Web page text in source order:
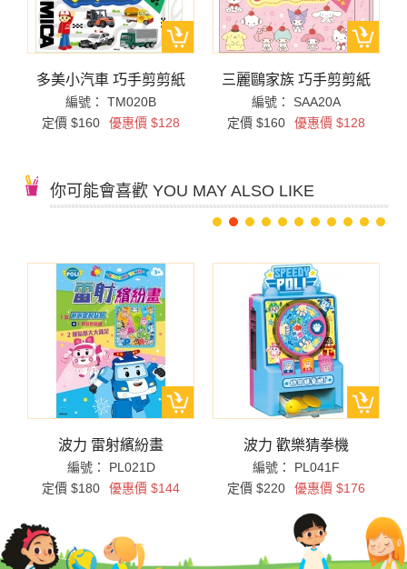
多美小汽車 巧手剪剪紙
編號： TM020B
定價 $160
優惠價 $128
三麗鷗家族 巧手剪剪紙
編號： SAA20A
定價 $160
優惠價 $128
你可能會喜歡 YOU MAY ALSO LIKE
波力 雷射繽紛畫
編號： PL021D
定價 $180
優惠價 $144
波力 歡樂猜拳機
編號： PL041F
定價 $220
優惠價 $176